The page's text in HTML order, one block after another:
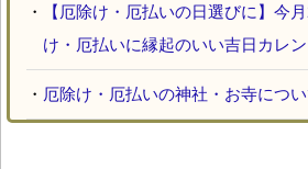
・
【厄除け・厄払いの日選びに】今
け・厄払いに縁起のいい吉日カレ
・ 厄除け・厄払いの神社・お寺につ